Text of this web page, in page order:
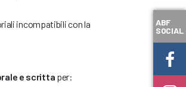
incompatibili con la
e scritta per:
ABF
SOCIAL